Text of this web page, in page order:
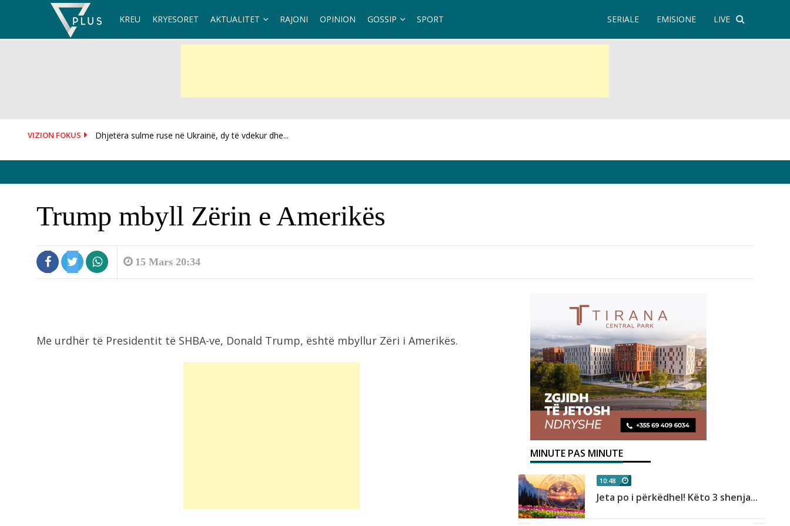
KREU KRYESORET AKTUALITET RAJONI OPINION GOSSIP SPORT LIVE
EMISIONE
SERIALE
VIZION FOKUS
Dhjetëra sulme ruse në Ukrainë, dy të vdekur dhe...
I dorëzoi fanelën me numrin 10 Salah, mësohet se...
Trump mbyll Zërin e Amerikës
15 Mars 20:34
Me urdhër të Presidentit të SHBA-ve, Donald Trump, është mbyllur Zëri i Amerikës.
MINUTE PAS MINUTE
100 të...
10:48
Jeta po i përkëdhel! Këto 3 shenja...